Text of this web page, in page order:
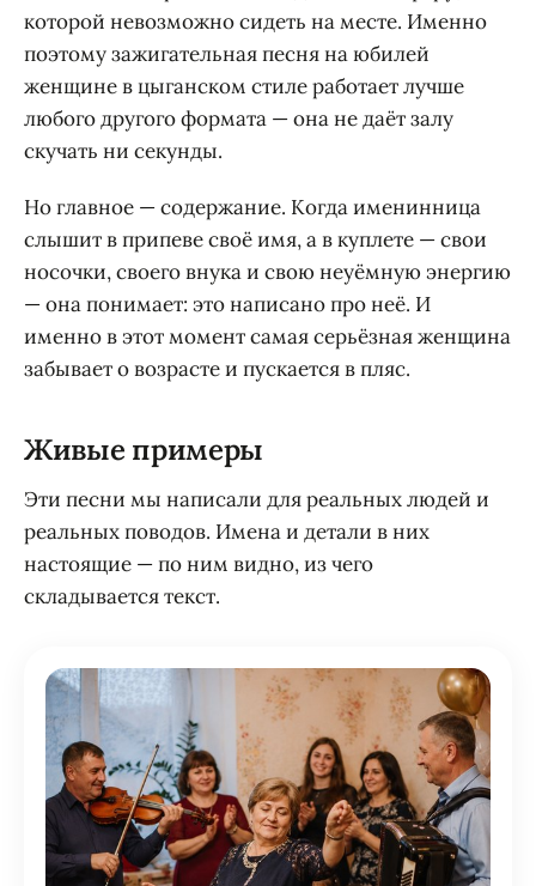
которой невозможно сидеть на месте. Именно
поэтому зажигательная песня на юбилей
женщине в цыганском стиле работает лучше
любого другого формата — она не даёт залу
скучать ни секунды.
Но главное — содержание. Когда именинница
слышит в припеве своё имя, а в куплете — свои
носочки, своего внука и свою неуёмную энергию
— она понимает: это написано про неё. И
именно в этот момент самая серьёзная женщина
забывает о возрасте и пускается в пляс.
Живые примеры
Эти песни мы написали для реальных людей и
реальных поводов. Имена и детали в них
настоящие — по ним видно, из чего
складывается текст.